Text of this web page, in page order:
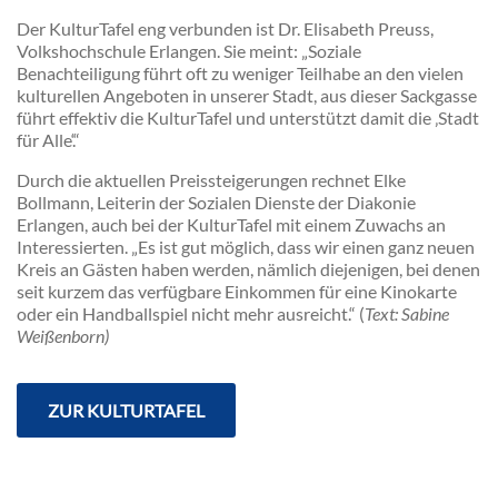
Der KulturTafel eng verbunden ist Dr. Elisabeth Preuss,
Volkshochschule Erlangen. Sie meint: „Soziale
Benachteiligung führt oft zu weniger Teilhabe an den vielen
kulturellen Angeboten in unserer Stadt, aus dieser Sackgasse
führt effektiv die KulturTafel und unterstützt damit die ‚Stadt
für Alle‘.“
Durch die aktuellen Preissteigerungen rechnet Elke
Bollmann, Leiterin der Sozialen Dienste der Diakonie
Erlangen, auch bei der KulturTafel mit einem Zuwachs an
Interessierten. „Es ist gut möglich, dass wir einen ganz neuen
Kreis an Gästen haben werden, nämlich diejenigen, bei denen
seit kurzem das verfügbare Einkommen für eine Kinokarte
oder ein Handballspiel nicht mehr ausreicht.“ (Text: Sabine
Weißenborn)
ZUR KULTURTAFEL